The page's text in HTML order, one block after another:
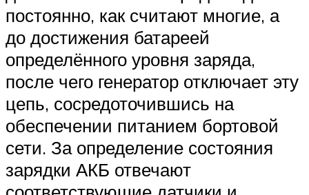
постоянно, как считают многие, а
до достижения батареей
определённого уровня заряда,
после чего генератор отключает эту
цепь, сосредоточившись на
обеспечении питанием бортовой
сети. За определение состояния
зарядки АКБ отвечают